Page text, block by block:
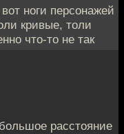
ноги персонажей
кривые, толи
что-то не так
расстояние